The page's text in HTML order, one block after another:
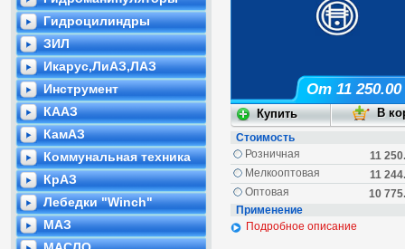
Гидроцилиндры
ЗИЛ
Икарус,ЛиАЗ,ЛАЗ
Инструмент
КААЗ
КамАЗ
Коммунальная техника
КрАЗ
Лебедки "Winch"
МАЗ
От 11 250.00
Стоимость
11
Розничная
11
Мелкооптовая
10
Оптовая
Применение
Подробное описание